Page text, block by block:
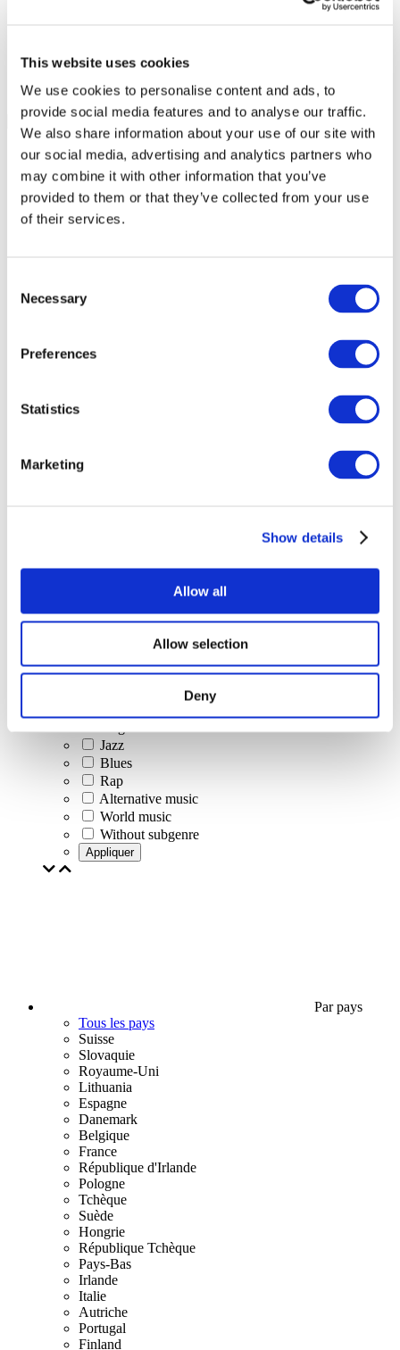
This website uses cookies
We use cookies to personalise content and ads, to
provide social media features and to analyse our traffic.
We also share information about your use of our site with
our social media, advertising and analytics partners who
may combine it with other information that you’ve
provided to them or that they’ve collected from your use
of their services.
Selection
Necessary
Preferences
Statistics
Marketing
Show details
Allow all
Allow selection
Deny
Événements
Concerts
Classical music
Jazz and Blues
Israeli music
Author song
Our special offer
Jazz
Blues
Rap
Alternative music
World music
Without subgenre
Appliquer
Par pays
Tous les pays
Suisse
Slovaquie
Royaume-Uni
Lithuania
Espagne
Danemark
Belgique
France
République d'Irlande
Pologne
Tchèque
Suède
Hongrie
République Tchèque
Pays-Bas
Irlande
Italie
Autriche
Portugal
Finland